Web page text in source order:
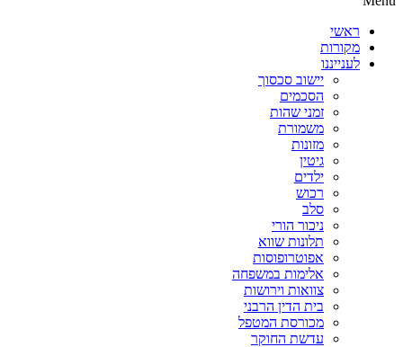
ראשי
מקורות
לענייננו
יישוב סכסוך
הסכמים
זמני שהות
משמורת
מזונות
גיטין
ילדים
רכוש
סלב
ניכור הורי
תלונות שווא
אפוטרופוסות
אלימות במשפחה
צוואות וירושות
בית הדין הרבני
מכורסת המטפל
עדשת החוקר